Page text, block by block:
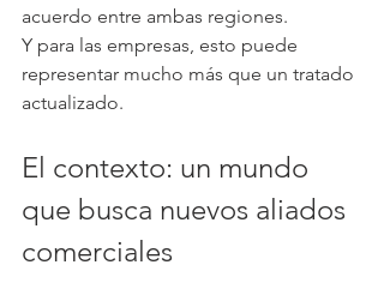
acuerdo entre ambas regiones.
Y para las empresas, esto puede
representar mucho más que un tratado
actualizado.
El contexto: un mundo
que busca nuevos aliados
comerciales